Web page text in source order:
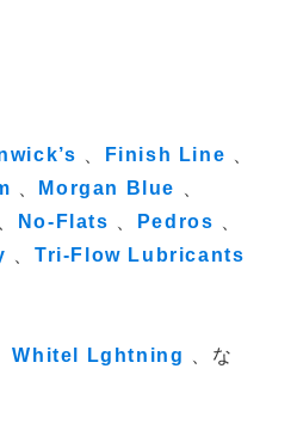
Finish Line
Morgan Blue
No-Flats Pedros
、Tri-Flow Lubricants
Whitel Lghtning
、な